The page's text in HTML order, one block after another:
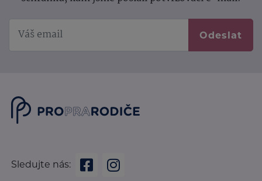
Odeslat
Sledujte nás: